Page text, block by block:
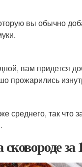
вы обычно
вам придется
прожарились
среднего, так что
за